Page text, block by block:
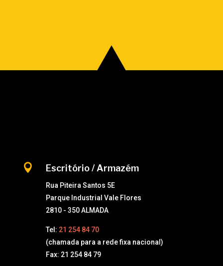
 Escritório / Armazém
Rua Piteira Santos 5E
Parque Industrial Vale Flores
2810 - 350 ALMADA
Tel: 21 254 84 70
(chamada para a rede fixa nacional)
Fax: 21 254 84 79